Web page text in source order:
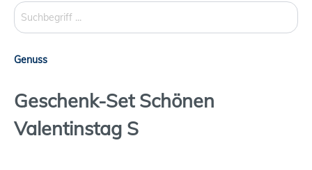
Genuss
Geschenk-Set Schönen
Valentinstag S